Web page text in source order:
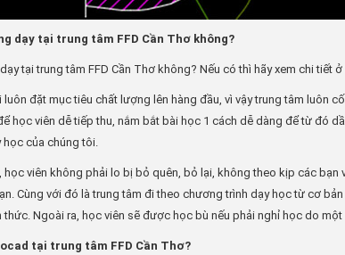
dạy tại trung tâm FFD Cần Thơ không?
tại trung tâm FFD Cần Thơ không? Nếu có thì hãy xem chi tiết
đặt mục tiêu chất lượng lên hàng đầu, vì vậy trung tâm luôn
học viên dễ tiếp thu, nắm bắt bài học 1 cách dễ dàng để từ đó
của chúng tôi.
học viên không phải lo bị bỏ quên, bỏ lại, không theo kịp các bạn
Cùng với đó là trung tâm đi theo chương trình dạy học từ cơ
thức. Ngoài ra, học viên sẽ được học bù nếu phải nghỉ học do
tại trung tâm FFD Cần Thơ?